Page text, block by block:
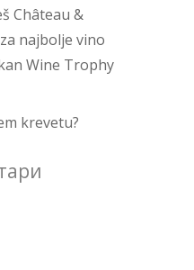
Château &
najbolje vino
Wine Trophy
krevetu?